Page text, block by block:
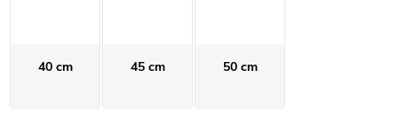
40 cm 45 cm 50 cm